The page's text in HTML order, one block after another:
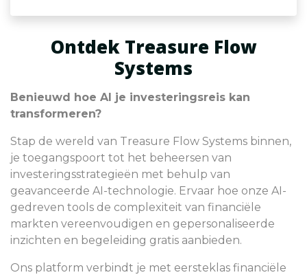
Ontdek Treasure Flow
Systems
Benieuwd hoe AI je investeringsreis kan
transformeren?
Stap de wereld van Treasure Flow Systems binnen,
je toegangspoort tot het beheersen van
investeringsstrategieën met behulp van
geavanceerde AI-technologie. Ervaar hoe onze AI-
gedreven tools de complexiteit van financiële
markten vereenvoudigen en gepersonaliseerde
inzichten en begeleiding gratis aanbieden.
Ons platform verbindt je met eersteklas financiële